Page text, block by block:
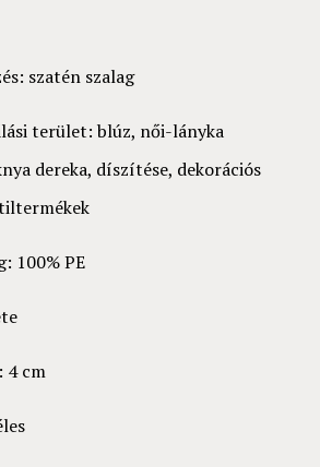
szatén szalag
terület: blúz, női-lányka
dereka, díszítése, dekorációs
100% PE
4 cm